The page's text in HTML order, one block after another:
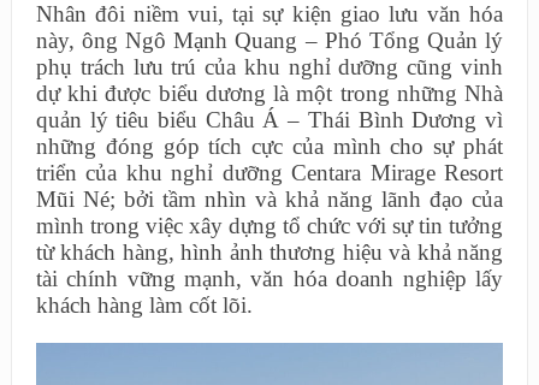
Nhân đôi niềm vui, tại sự kiện giao lưu văn hóa
này, ông Ngô Mạnh Quang – Phó Tổng Quản lý
phụ trách lưu trú của khu nghỉ dưỡng cũng vinh
dự khi được biểu dương là một trong những Nhà
quản lý tiêu biểu Châu Á – Thái Bình Dương vì
những đóng góp tích cực của mình cho sự phát
triển của khu nghỉ dưỡng Centara Mirage Resort
Mũi Né; bởi tầm nhìn và khả năng lãnh đạo của
mình trong việc xây dựng tổ chức với sự tin tưởng
từ khách hàng, hình ảnh thương hiệu và khả năng
tài chính vững mạnh, văn hóa doanh nghiệp lấy
khách hàng làm cốt lõi.